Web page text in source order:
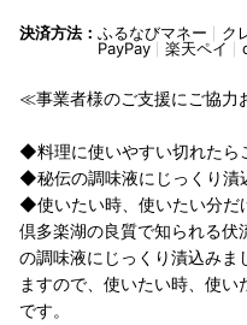
決済方法： ふるなびマネー ク
PayPay
楽天ペイ
≪事業者様のご支援にご協力
◆料理に使いやすい切れたら
◆秘伝の調味液にじっくり漬
◆使いたい時、使いたい分だ
倶多楽湖の良質で知られる伏
の調味液にじっくり漬込み
ますので、使いたい時、使い
です。